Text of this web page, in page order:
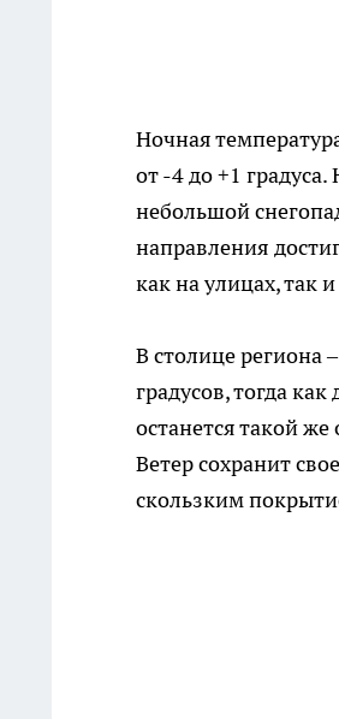
Ночная
от -4 до +1
небольшой
направления
как на улицах, так
В столице региона
градусов, тогда
останется такой
Ветер сохранит
скользким